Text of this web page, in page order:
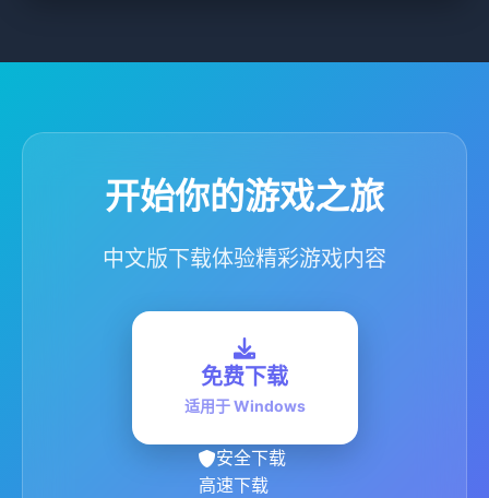
开始你的游戏之旅
中文版下载体验精彩游戏内容
免费下载
适用于 Windows
安全下载
高速下载